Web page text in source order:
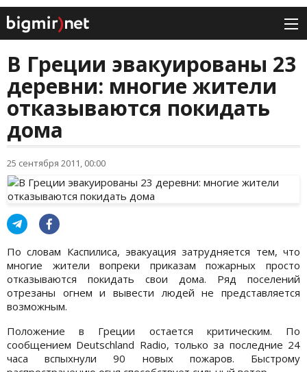
В Греции эвакуированы 23
деревни: многие жители
отказываются покидать
дома
25 сентября 2011, 00:00
По словам Каспилиса, эвакуация затрудняется тем, что
многие жители вопреки приказам пожарных просто
отказываются покидать свои дома. Ряд поселений
отрезаны огнем и вывести людей не представляется
возможным.
Положение в Греции остается критическим. По
сообщением Deutschland Radio, только за последние 24
часа вспыхнули 90 новых пожаров. Быстрому